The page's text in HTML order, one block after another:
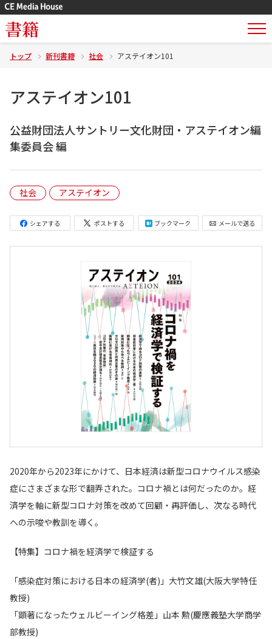
書籍
トップ 新刊書籍 社会 アステイオン101
アステイオン101
公益財団法人サントリー文化財団・アステイオン編
集委員会 編
社会 アステイオン
シェアする ポストする ブックマーク メールで送る
2020年から2023年にかけて、日本経済は新型コロナウイルス感染
症にさまざまな形で翻弄された。コロナ禍とは何だったのか。経
済学を軸に新型コロナ対策を改めて回顧・再評価し、次なる時代
への示唆や教訓を導く。
【特集】コロナ禍を経済学で検証する
「感染症対策における日本の経済学(者)」大竹文雄(大阪大学特任
教授)
「顕著になったウェルビーイング格差」山本 勲(慶應義塾大学商学
部教授)